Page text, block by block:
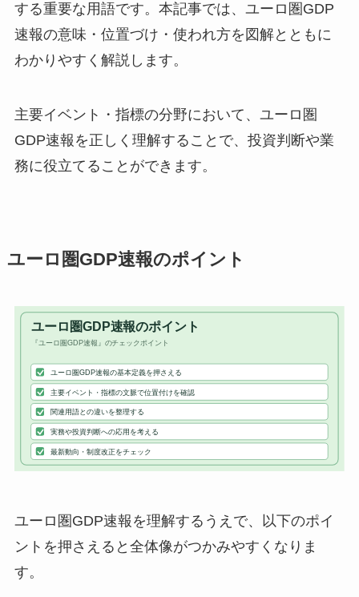
する重要な用語です。本記事では、ユーロ圏GDP
速報の意味・位置づけ・使われ方を図解とともに
わかりやすく解説します。
主要イベント・指標の分野において、ユーロ圏
GDP速報を正しく理解することで、投資判断や業
務に役立てることができます。
ユーロ圏GDP速報のポイント
ユーロ圏GDP速報を理解するうえで、以下のポイ
ントを押さえると全体像がつかみやすくなりま
す。